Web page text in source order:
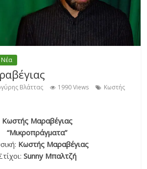
Νέα
Βλάττας 1990 Views
Κωστής
Κωστής Μαραβέγιας
“Μικροπράγματα”
Κωστής Μαραβέγιας
Sunny Μπαλτζή